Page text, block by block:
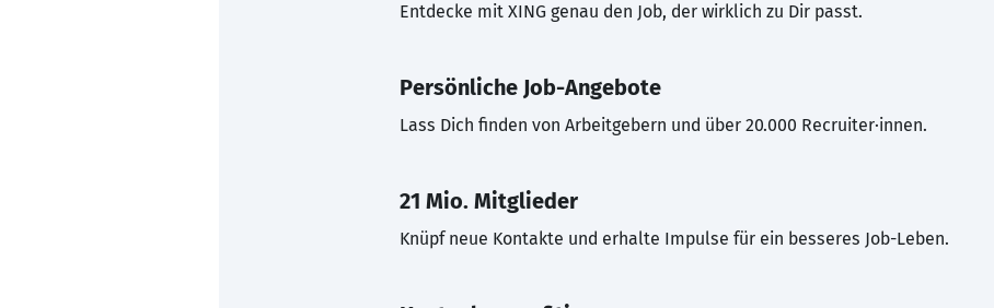
Entdecke mit XING genau den Job, der wirklich zu Dir passt.
Persönliche Job-Angebote
Lass Dich finden von Arbeitgebern und über 20.000 Recruiter·innen.
21 Mio. Mitglieder
Knüpf neue Kontakte und erhalte Impulse für ein besseres Job-Leben.